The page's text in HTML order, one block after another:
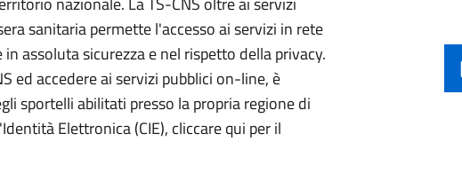
sanitaria permette l'accesso ai servizi in rete
assoluta sicurezza e nel rispetto della privacy.
ed accedere ai servizi pubblici on-line, è
sportelli abilitati presso la propria regione di
Elettronica (CIE), cliccare qui per il